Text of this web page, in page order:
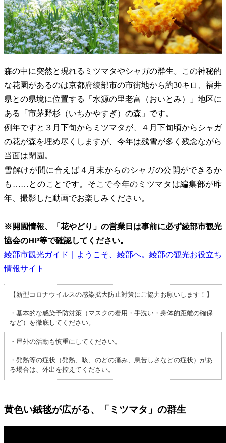
森の中に突然と現れるミツマタやシャガの群生。この神秘的
な花園があるのは京都府綾部市の市街地から約30キロ、福井
県との県境に位置する「水源の里老富（おいとみ）」地区に
ある「市茅野杉（いちかやすぎ）の森」です。
例年ですと３月下旬からミツマタが、４月下旬頃からシャガ
の花が森を埋め尽くしますが、今年は残雪が多く残念ながら
当面は閉園。
雪解けが間に合えば４月末からのシャガの公開ができるか
も……とのことです。そこで今年のミツマタは編集部が昨
年、撮影した動画でお楽しみください。
※開園情報、「花やどり」の営業日は事前に必ず綾部市観光
協会のHP等で確認してください。
綾部市観光ガイド｜ようこそ、綾部へ。綾部の観光お役立ち
情報サイト
【新型コロナウイルスの感染拡大防止対策にご協力お願いします！】
・基本的な感染予防対策（マスクの着用・手洗い・身体的距離の確保
など）を徹底してください。
・屋外の活動も慎重にしてください。
・発熱等の症状（発熱、咳、のどの痛み、息苦しさなどの症状）があ
る場合は、外出を控えてください。
黄色い絨毯が広がる、「ミツマタ」の群生